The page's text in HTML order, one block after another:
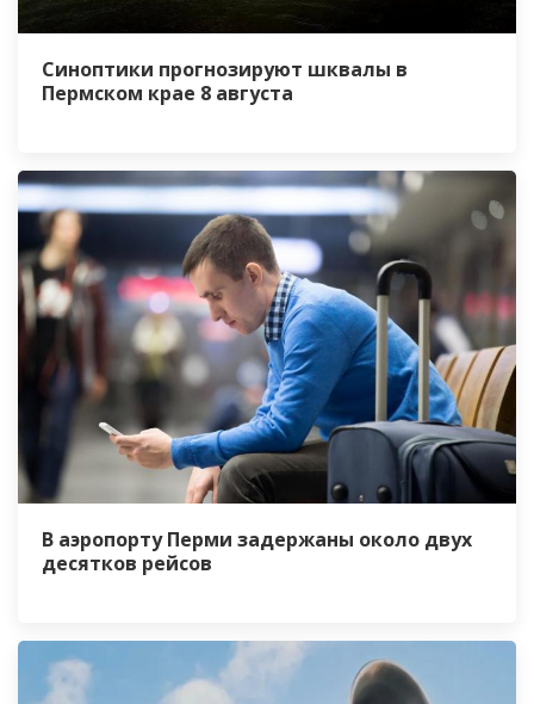
Синоптики прогнозируют шквалы в
Пермском крае 8 августа
В аэропорту Перми задержаны около двух
десятков рейсов